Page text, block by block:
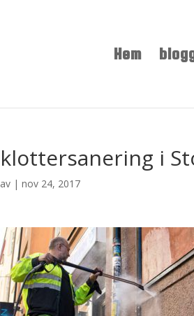
Hem
klottersanering i
av |nov 24, 2017